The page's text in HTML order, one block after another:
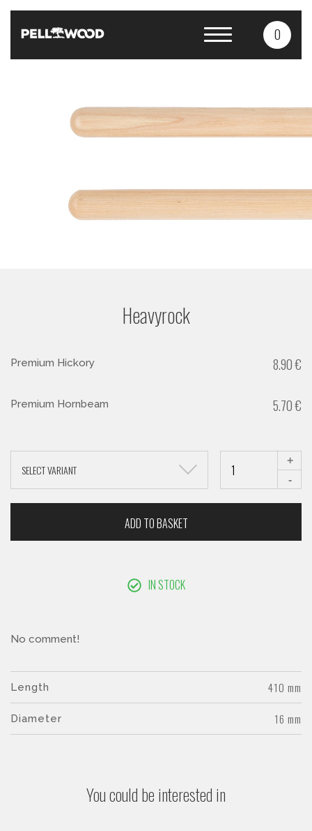
Products
Services
Contacts
0
Heavyrock
Premium Hickory 8.90€
Premium Hornbeam 5.70€
SELECT VARIANT
+
-
ADD TO BASKET
IN STOCK
No comment!
Length 410 mm
Diameter 16 mm
You could be interested in